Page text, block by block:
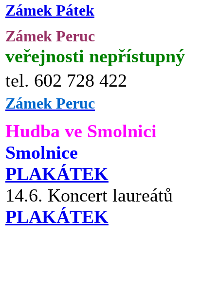
Zámek Pátek
Zámek Peruc
veřejnosti nepřístupný
tel. 602 728 422
Zámek Peruc
Hudba ve Smolnici
Smolnice
PLAKÁTEK
14.6. Koncert laureátů
PLAKÁTEK